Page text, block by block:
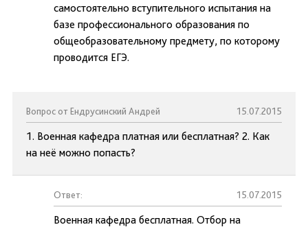
самостоятельно вступительного испытания на
базе профессионального образования по
общеобразовательному предмету, по которому
проводится ЕГЭ.
Вопрос от Ендрусинский Андрей 15.07.2015
1. Военная кафедра платная или бесплатная? 2. Как
на неё можно попасть?
Ответ: 15.07.2015
Военная кафедра бесплатная. Отбор на